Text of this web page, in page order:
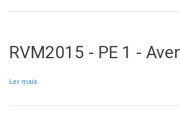
RVM2015 - PE 1 -
Ler mais